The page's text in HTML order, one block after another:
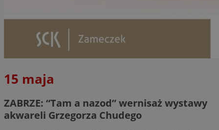
15 maja
ZABRZE: “Tam a nazod” wernisaż wystawy
akwareli Grzegorza Chudego